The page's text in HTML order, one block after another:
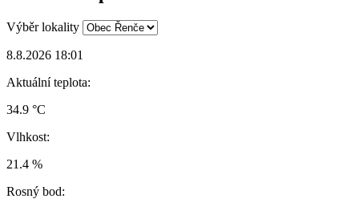
Výběr lokality
8.8.2026 18:01
Aktuální teplota:
34.9 °C
Vlhkost:
21.4 %
Rosný bod: